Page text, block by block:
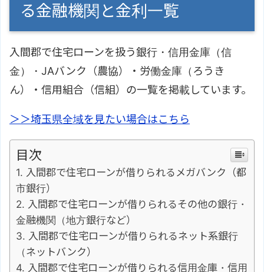
る金融機関と金利一覧
入間郡で住宅ローンを扱う銀行・信用金庫（信
金）・JAバンク（農協）・労働金庫（ろうき
ん）・信用組合（信組）の一覧を掲載しています。
＞＞埼玉県全域を見たい場合はこちら
目次
入間郡で住宅ローンが借りられるメガバンク（都
市銀行）
入間郡で住宅ローンが借りられるその他の銀行・
金融機関（地方銀行など）
入間郡で住宅ローンが借りられるネット系銀行
（ネットバンク）
入間郡で住宅ローンが借りられる信用金庫・信用